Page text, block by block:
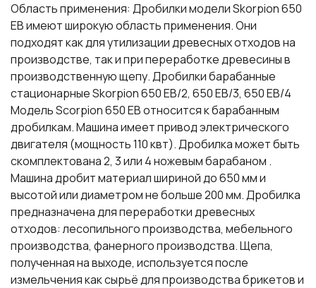
Область применения: Дробилки модели Skorpion 650
EB имеют широкую область применения. Они
подходят как для утилизации древесных отходов на
производстве, так и при переработке древесины в
производственную щепу. Дробилки барабанные
стационарные Skorpion 650 EB/2, 650 EB/3, 650 EB/4
Модель Scorpion 650 EB относится к барабанным
дробилкам. Машина имеет привод электрического
двигателя (мощность 110 квт). Дробилка может быть
скомплектована 2, 3 или 4 ножевым барабаном .
Машина дробит материал шириной до 650 мм и
высотой или диаметром не больше 200 мм. Дробилка
предназначена для переработки древесных
отходов: лесопильного производства, мебельного
производства, фанерного производства. Щепа,
полученная на выходе, используется после
измельчения как сырьё для производства брикетов и